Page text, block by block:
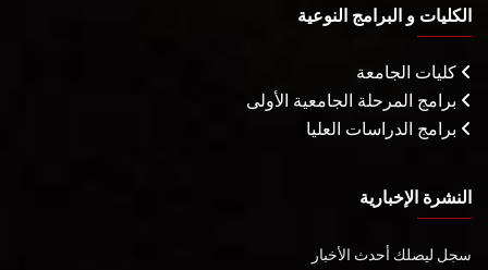
الكليات و البرامج النوعية
كليات الجامعة
برامج المرحلة الجامعية الأولى
برامج الدراسات العليا
النشرة الإخبارية
سجل ليصلك أحدث الأخبار